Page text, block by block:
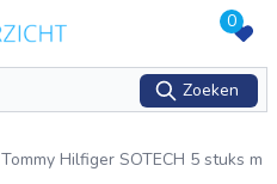
0
Zoeken
Tommy Hilfiger SOTECH 5 stuks m